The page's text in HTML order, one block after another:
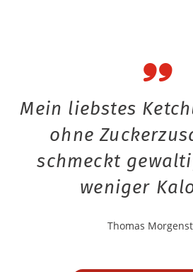
Mein liebstes
ohne
schmeckt
weniger
Thomas